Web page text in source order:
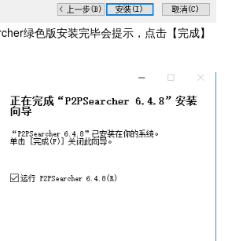
绿色版安装完毕会提示，点击【完成】